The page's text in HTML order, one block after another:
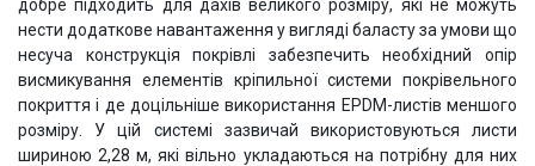
добре підходить для дахів великого розміру, які не можуть
нести додаткове навантаження у вигляді баласту за умови що
несуча конструкція покрівлі забезпечить необхідний опір
висмикування елементів кріпильної системи покрівельного
покриття і де доцільніше використання EPDM-листів меншого
розміру. У цій системі зазвичай використовуються листи
шириною 2,28 м, які вільно укладаються на потрібну для них